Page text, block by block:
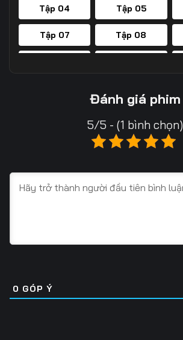
Tập 04 Tập 05
Tập 07 Tập 08
Tập 20
Tập 25 Tập 26
Tập 31 Tập 32
Tập 37 Tập 38
Đánh giá phim
5/5 - (1 bình chọn)
0 GÓP Ý